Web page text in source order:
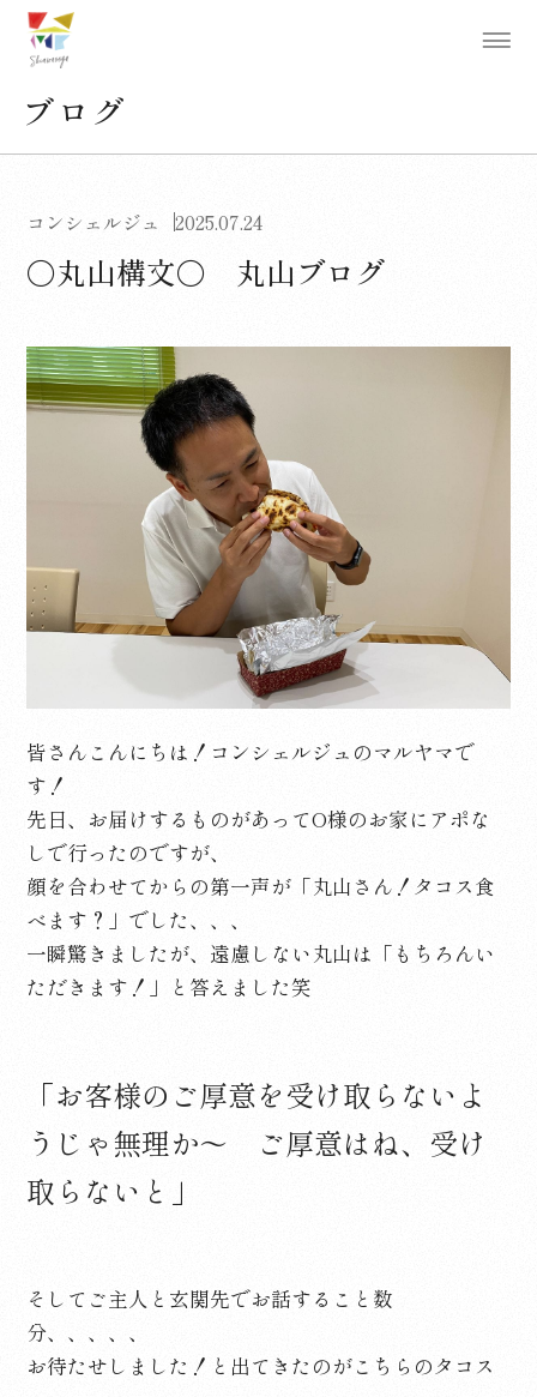
ブログ
コンシェルジュ 2025.07.24
〇丸山構文〇 丸山ブログ
皆さんこんにちは！コンシェルジュのマルヤマで
す！
先日、お届けするものがあってO様のお家にアポな
しで行ったのですが、
顔を合わせてからの第一声が「丸山さん！タコス食
べます？」でした、、、
一瞬驚きましたが、遠慮しない丸山は「もちろんい
ただきます！」と答えました笑
「お客様のご厚意を受け取らないよ
うじゃ無理か～ ご厚意はね、受け
取らないと」
そしてご主人と玄関先でお話すること数
分、、、、、
お待たせしました！と出てきたのがこちらのタコス